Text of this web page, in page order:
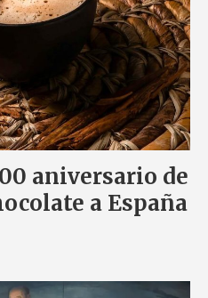
aniversario de
a España